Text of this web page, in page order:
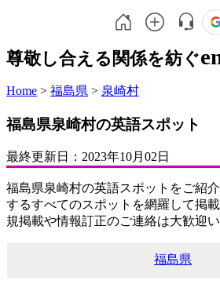
尊敬し合える関係を紡ぐ
Home > 福島県 > 泉崎村
福島県泉崎村の英語スポット
最終更新日： 2023年10月02日
福島県泉崎村の英語スポットをご紹
するすべてのスポットを網羅して掲
規掲載や情報訂正のご連絡は大歓迎い
福島県